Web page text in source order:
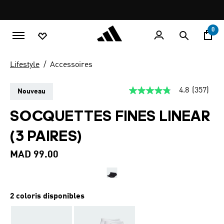
promotion
rotation
0
Lifestyle Accessoires
Nouveau
4.8
sur
5,
4.8 (357)
SOCQUETTES FINES LINEAR
(3 PAIRES)
MAD 99.00
2 coloris disponibles